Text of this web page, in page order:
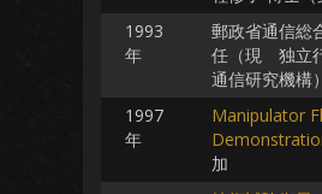
1993
年
郵政省通信総
任（現 独立
通信研究機構）
1997
年
Manipulator
加